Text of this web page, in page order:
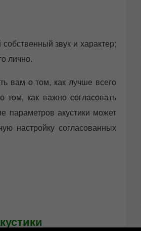
звук и характер;
лично.
вам о том, как лучше всего
том, как важно согласовать
параметров акустики может
настройку согласованных